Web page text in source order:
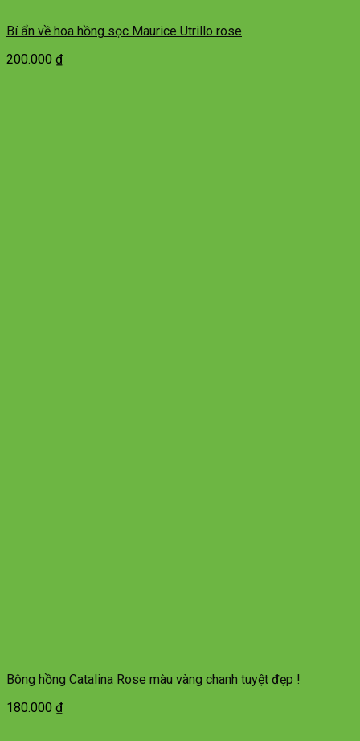
Bí ẩn về hoa hồng sọc Maurice Utrillo rose
200.000 ₫
Bông hồng Catalina Rose màu vàng chanh tuyệt đẹp !
180.000 ₫